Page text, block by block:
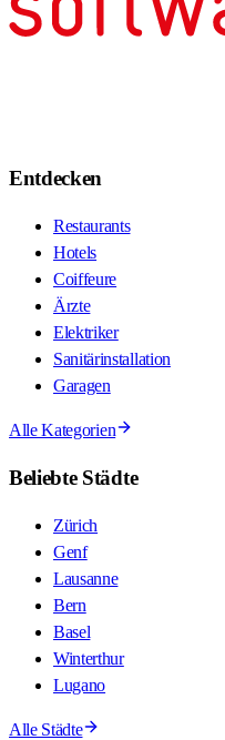
Entdecken
Restaurants
Hotels
Coiffeure
Ärzte
Elektriker
Sanitärinstallation
Garagen
Alle Kategorien
Beliebte Städte
Zürich
Genf
Lausanne
Bern
Basel
Winterthur
Lugano
Alle Städte